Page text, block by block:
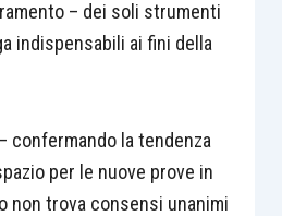
– dei soli strumenti
indispensabili ai fini della
confermando la tendenza
per le nuove prove in
non trova consensi unanimi